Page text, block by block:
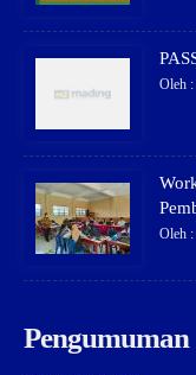
Oleh
Oleh
Pengumuman